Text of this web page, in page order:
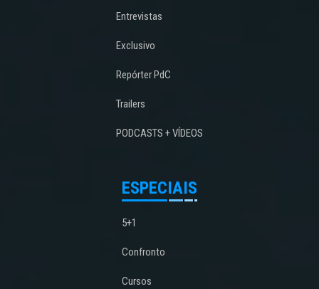
Entrevistas
Exclusivo
Repórter PdC
Trailers
PODCASTS + VÍDEOS
ESPECIAIS
5+1
Confronto
Cursos